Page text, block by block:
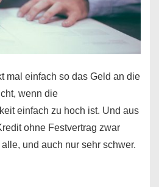
mal einfach so das Geld an die
wenn die
einfach zu hoch ist. Und aus
ohne Festvertrag zwar
und auch nur sehr schwer.